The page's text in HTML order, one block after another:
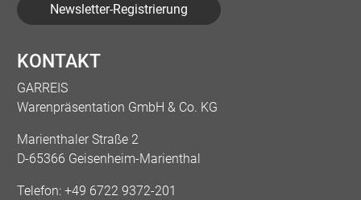
Newsletter-Registrierung
KONTAKT
GARREIS
Warenpräsentation GmbH & Co. KG
Marienthaler Straße 2
D-65366 Geisenheim-Marienthal
Telefon: +49 6722 9372-201